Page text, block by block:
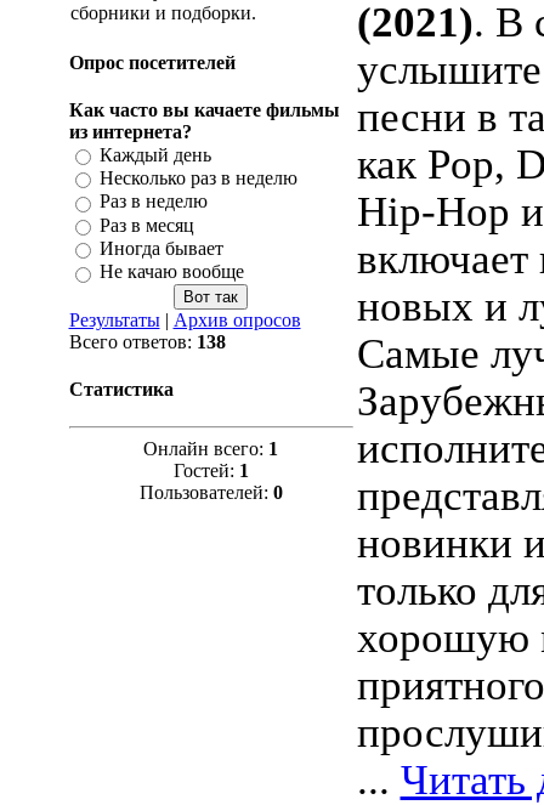
сборники и подборки.
Опрос посетителей
Как часто вы качаете фильмы
из интернета?
Каждый день
Несколько раз в неделю
Раз в неделю
Раз в месяц
Иногда бывает
Не качаю вообще
Результаты| Архив опросов
Всего ответов: 138
Статистика
Онлайн всего: 1
Гостей: 1
Пользователей: 0
(2021). В
песни в
как Pop,
Hip-Hop
включает
новых и
Самые
новинки
только
хорошую
приятного
... Читать